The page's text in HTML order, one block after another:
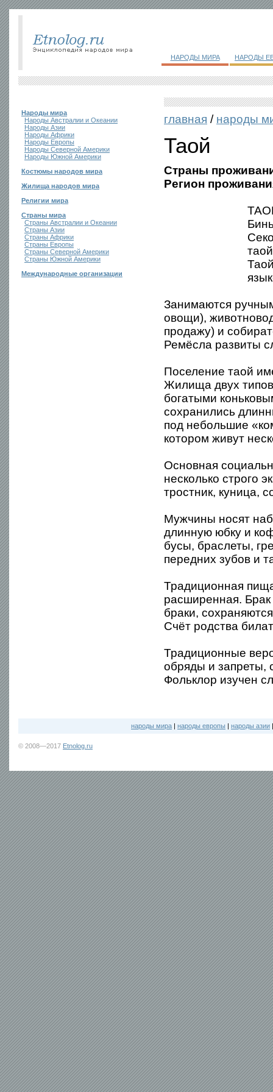
НАРОДЫ МИРА НАРОДЫ
Народы мира
Народы Австралии и Океании
Народы Азии
Народы Африки
Народы Европы
Народы Северной Америки
Народы Южной Америки
Костюмы народов мира
Жилища народов мира
Религии мира
Страны мира
Страны Австралии и Океании
Страны Азии
Страны Африки
Страны Европы
Страны Северной Америки
Страны Южной Америки
Международные организации
главная / народы
Таой
Страны
Регион
Занимаются
овощи),
продажу) и
Ремёсла развиты
Поселение таой
Жилища двух
богатыми
сохранились
под небольшие
котором живут
Основная
несколько строго
тростник, куница,
Мужчины носят
длинную юбку и
бусы, браслеты,
передних зубов и
Традиционная
расширенная.
браки,
Счёт родства
Традиционные
обряды и запреты,
Фольклор изучен
народы мира | народы европы | народы азии
© 2008—2017 Etnolog.ru